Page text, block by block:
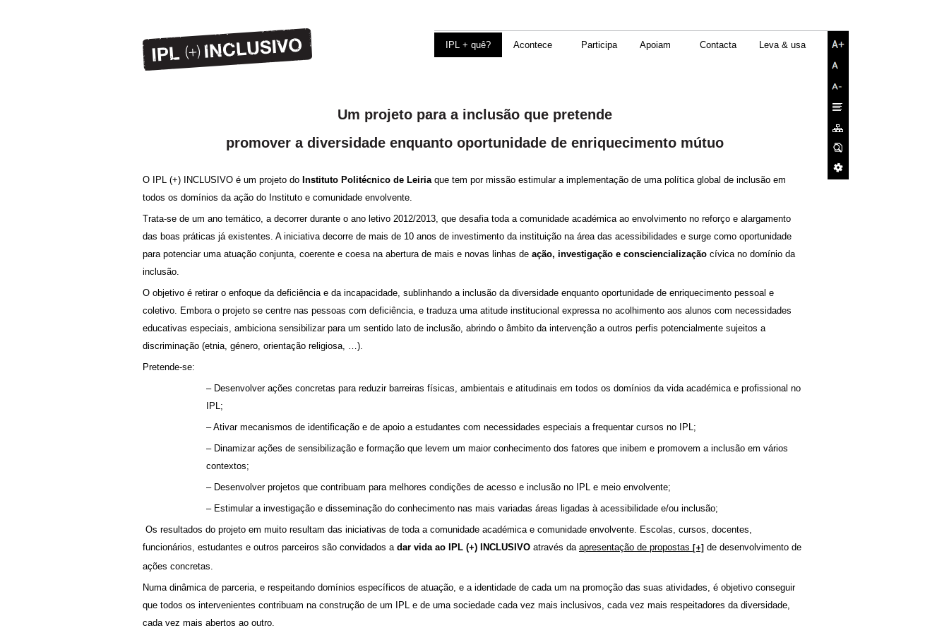
IPL + quê? Acontece Participa Apoiam Contacta Leva & usa
Um projeto para a inclusão que pretende
promover a diversidade enquanto oportunidade de enriquecimento mútuo
O IPL (+) INCLUSIVO é um projeto do Instituto Politécnico de Leiriaque tem por missão estimular a implementação de uma política global de inclusão em
todos os domínios da ação do Instituto e comunidade envolvente.
Trata-se de um ano temático, a decorrer durante o ano letivo 2012/2013, que desafia toda a comunidade académica ao envolvimento no reforço e alargamento
das boas práticas já existentes. A iniciativa decorre de mais de 10 anos de investimento da instituição na área das acessibilidades e surge como oportunidade
para potenciar uma atuação conjunta, coerente e coesa na abertura de mais e novas linhas de ação, investigação e consciencialização cívica no domínio da
inclusão.
O objetivo é retirar o enfoque da deficiência e da incapacidade, sublinhando a inclusão da diversidade enquanto oportunidade de enriquecimento pessoal e
coletivo. Embora o projeto se centre nas pessoas com deficiência, e traduza uma atitude institucional expressa no acolhimento aos alunos com necessidades
educativas especiais, ambiciona sensibilizar para um sentido lato de inclusão, abrindo o âmbito da intervenção a outros perfis potencialmente sujeitos a
discriminação (etnia, género, orientação religiosa, …).
Pretende-se:
– Desenvolver ações concretas para reduzir barreiras físicas, ambientais e atitudinais em todos os domínios da vida académica e profissional no
IPL;
– Ativar mecanismos de identificação e de apoio a estudantes com necessidades especiais a frequentar cursos no IPL;
– Dinamizar ações de sensibilização e formação que levem um maior conhecimento dos fatores que inibem e promovem a inclusão em vários
contextos;
– Desenvolver projetos que contribuam para melhores condições de acesso e inclusão no IPL e meio envolvente;
– Estimular a investigação e disseminação do conhecimento nas mais variadas áreas ligadas à acessibilidade e/ou inclusão;
Os resultados do projeto em muito resultam das iniciativas de toda a comunidade académica e comunidade envolvente. Escolas, cursos, docentes,
funcionários, estudantes e outros parceiros são convidados a dar vida ao IPL (+) INCLUSIVO através da apresentação de propostas [+] de desenvolvimento de
ações concretas.
Numa dinâmica de parceria, e respeitando domínios específicos de atuação, e a identidade de cada um na promoção das suas atividades, é objetivo conseguir
que todos os intervenientes contribuam na construção de um IPL e de uma sociedade cada vez mais inclusivos, cada vez mais respeitadores da diversidade,
cada vez mais abertos ao outro.